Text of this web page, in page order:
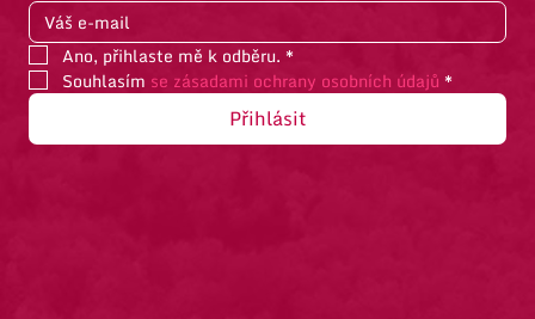
Ano, přihlaste mě k odběru. *
Souhlasím se zásadami ochrany osobních údajů *
Přihlásit